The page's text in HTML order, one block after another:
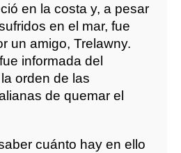
en la costa y, a pesar
en el mar, fue
un amigo, Trelawny.
informada del
orden de las
de quemar el
cuánto hay en ello